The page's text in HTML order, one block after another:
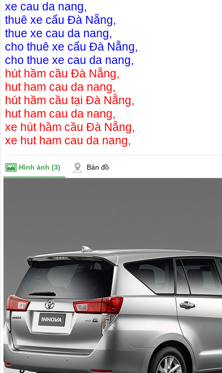
xe cau da nang,
thuê xe cẩu Đà Nẵng,
thue xe cau da nang,
cho thuê xe cẩu Đà Nẵng,
cho thue xe cau da nang,
hút hầm cầu Đà Nẵng,
hut ham cau da nang,
hút hầm cầu tại Đà Nẵng,
hut ham cau da nang,
xe hút hầm cầu Đà Nẵng,
xe hut ham cau da nang,
Hình ảnh (3) Bản đồ